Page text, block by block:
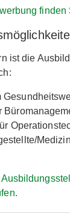
finden
ist die